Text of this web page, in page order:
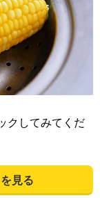
クしてみてくだ
見る